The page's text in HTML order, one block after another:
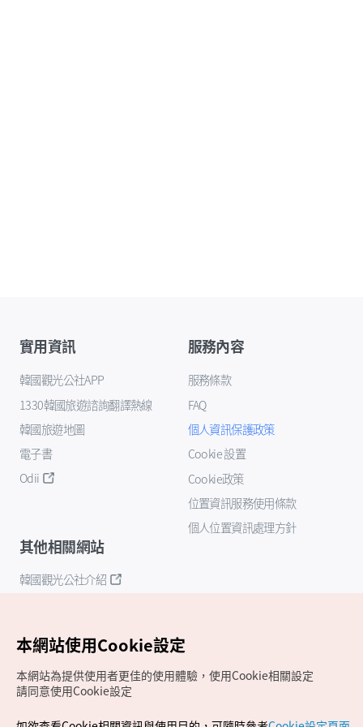
實用資訊
韓國觀光公社APP
1330韓國旅遊諮詢翻譯熱線
韓國旅遊地圖
電子書
Odii
服務內容
服務條款
FAQ
個人資訊保護政策
Cookie 設置
Cookie政策
位置資訊服務使用條款
個人位置資訊處理方針
其他相關網站
韓國觀光公社介紹
本網站使用Cookie設定
本網站為提供使用者更佳的使用體驗，使用Cookie相關設定
請同意使用Cookie設定